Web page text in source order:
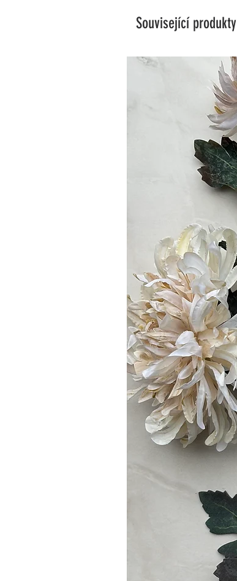
Související produkty